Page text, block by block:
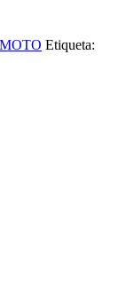
Etiqueta: